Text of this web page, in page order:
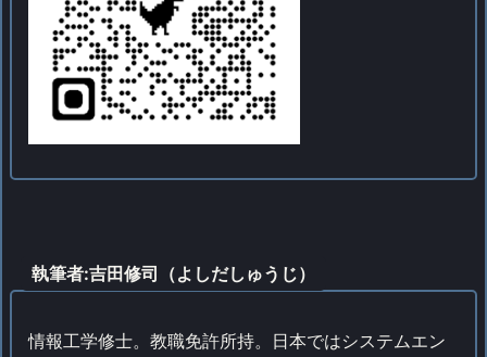
執筆者:吉田修司（よしだしゅうじ）
情報工学修士。教職免許所持。日本ではシステムエン